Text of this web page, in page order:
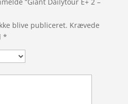
blive publiceret. Krævede
*